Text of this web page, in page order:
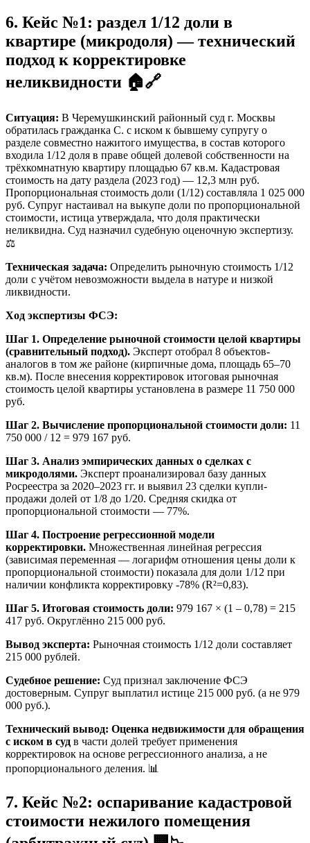
6. Кейс №1: раздел 1/12 доли в
квартире (микродоля) — технический
подход к корректировке
неликвидности 🏠🔗
Ситуация: В Черемушкинский районный суд г. Москвы
обратилась гражданка С. с иском к бывшему супругу о
разделе совместно нажитого имущества, в состав которого
входила 1/12 доля в праве общей долевой собственности на
трёхкомнатную квартиру площадью 67 кв.м. Кадастровая
стоимость на дату раздела (2023 год) — 12,3 млн руб.
Пропорциональная стоимость доли (1/12) составляла 1 025 000
руб. Супруг настаивал на выкупе доли по пропорциональной
стоимости, истица утверждала, что доля практически
неликвидна. Суд назначил судебную оценочную экспертизу.
⚖️
Техническая задача: Определить рыночную стоимость 1/12
доли с учётом невозможности выдела в натуре и низкой
ликвидности.
Ход экспертизы ФСЭ:
Шаг 1. Определение рыночной стоимости целой квартиры
(сравнительный подход). Эксперт отобрал 8 объектов-
аналогов в том же районе (кирпичные дома, площадь 65–70
кв.м). После внесения корректировок итоговая рыночная
стоимость целой квартиры установлена в размере 11 750 000
руб.
Шаг 2. Вычисление пропорциональной стоимости доли: 11
750 000 / 12 = 979 167 руб.
Шаг 3. Анализ эмпирических данных о сделках с
микродолями. Эксперт проанализировал базу данных
Росреестра за 2020–2023 гг. и выявил 23 сделки купли-
продажи долей от 1/8 до 1/20. Средняя скидка от
пропорциональной стоимости — 77%.
Шаг 4. Построение регрессионной модели
корректировки. Множественная линейная регрессия
(зависимая переменная — логарифм отношения цены доли к
пропорциональной стоимости) показала для доли 1/12 при
наличии конфликта корректировку -78% (R²=0,83).
Шаг 5. Итоговая стоимость доли: 979 167 × (1 – 0,78) = 215
417 руб. Округлённо 215 000 руб.
Вывод эксперта: Рыночная стоимость 1/12 доли составляет
215 000 рублей.
Судебное решение: Суд признал заключение ФСЭ
достоверным. Супруг выплатил истице 215 000 руб. (а не 979
000 руб.).
Технический вывод: Оценка недвижимости для обращения
с иском в суд в части долей требует применения
корректировок на основе регрессионного анализа, а не
пропорционального деления. 📊
7. Кейс №2: оспаривание кадастровой
стоимости нежилого помещения